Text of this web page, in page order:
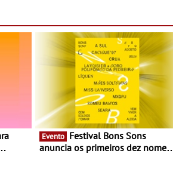
Evento
anuncia os primeiros dez nomes